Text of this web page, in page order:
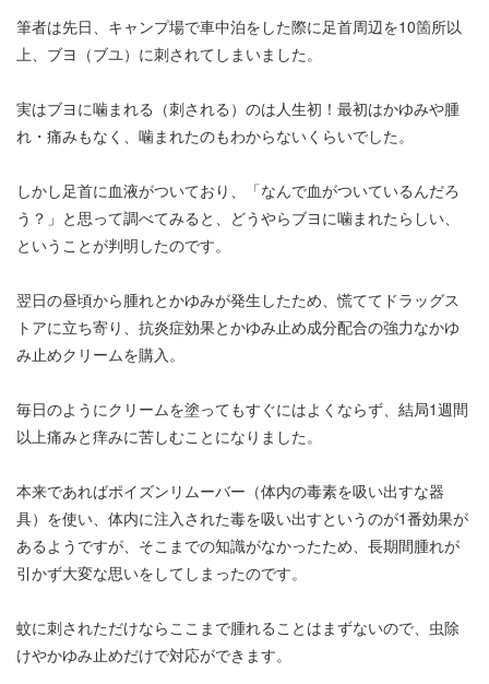
筆者は先日、キャンプ場で車中泊をした際に足首周辺を10箇所以
上、ブヨ（ブユ）に刺されてしまいました。
実はブヨに噛まれる（刺される）のは人生初！最初はかゆみや腫
れ・痛みもなく、噛まれたのもわからないくらいでした。
しかし足首に血液がついており、「なんで血がついているんだろ
う？」と思って調べてみると、どうやらブヨに噛まれたらしい、
ということが判明したのです。
翌日の昼頃から腫れとかゆみが発生したため、慌ててドラッグス
トアに立ち寄り、抗炎症効果とかゆみ止め成分配合の強力なかゆ
み止めクリームを購入。
毎日のようにクリームを塗ってもすぐにはよくならず、結局1週間
以上痛みと痒みに苦しむことになりました。
本来であればポイズンリムーバー（体内の毒素を吸い出すな器
具）を使い、体内に注入された毒を吸い出すというのが1番効果が
あるようですが、そこまでの知識がなかったため、長期間腫れが
引かず大変な思いをしてしまったのです。
蚊に刺されただけならここまで腫れることはまずないので、虫除
けやかゆみ止めだけで対応ができます。